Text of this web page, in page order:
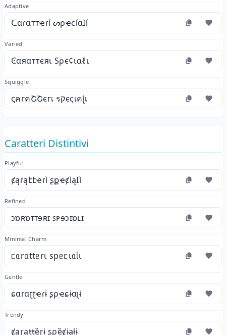
Adaptive
ᑕɑɾɑттҽɾí ᔕρҽϲíɑӀí
Varied
Ͼαяαттєяι Ѕρє¢ιαℓι
Squiggle
ςคгคՇՇєгเ รקєςเคɭเ
Caratteri Distintivi
Playful
ȼąɾąէէҽɾì ʂքҽȼìąӀì
Refined
ɔɒʀɒᴛᴛɘʀɪ ꜱᴘɘɔɪɒʟɪ
Minimal Charm
ᥴᥲrᥲttᥱrι spᥱᥴιᥲᥣι
Gentle
ɕɑɾɑʈʈҽɾɨ ʂρҽɕɨɑʅɨ
Trendy
ȼąɽąŧŧȅɽɨ ʂρȅȼɨąłɨ